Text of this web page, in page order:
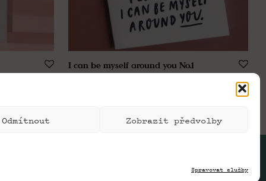
Spravovat služby
Odmítnout Zobrazit předvolby
I can be myself around you No.1
89,00Kč